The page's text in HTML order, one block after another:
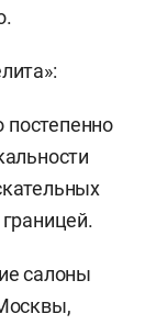
постепенно
салоны